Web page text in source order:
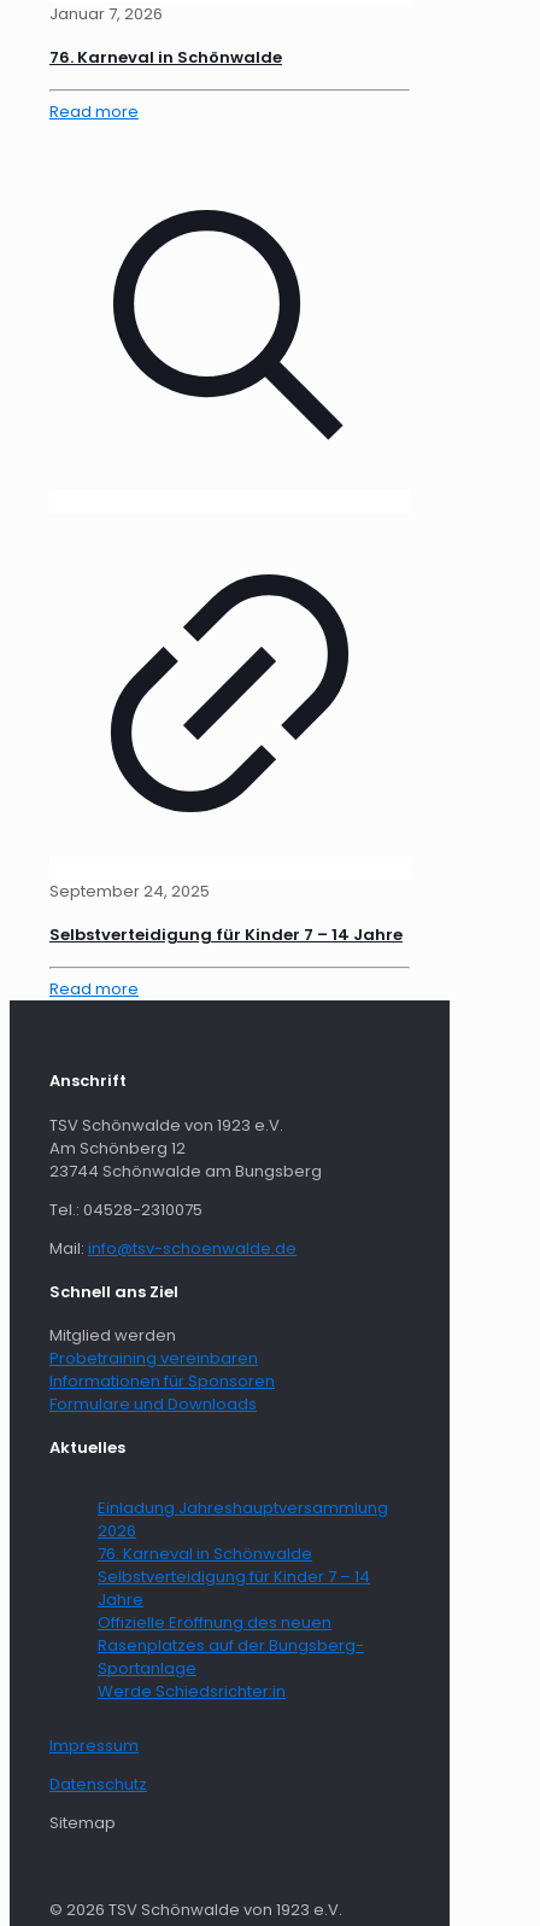
Januar 7, 2026
76. Karneval in Schönwalde
Read more
September 24, 2025
Selbstverteidigung für Kinder 7 – 14 Jahre
Read more
Anschrift
TSV Schönwalde von 1923 e.V.
Am Schönberg 12
23744 Schönwalde am Bungsberg
Tel.: 04528-2310075
Mail: info@tsv-schoenwalde.de
Schnell ans Ziel
Mitglied werden
Probetraining vereinbaren
Informationen für Sponsoren
Formulare und Downloads
Aktuelles
Einladung Jahreshauptversammlung
2026
76. Karneval in Schönwalde
Selbstverteidigung für Kinder 7 – 14
Jahre
Offizielle Eröffnung des neuen
Rasenplatzes auf der Bungsberg-
Sportanlage
Werde Schiedsrichter:in
Impressum
Datenschutz
Sitemap
© 2026 TSV Schönwalde von 1923 e.V.